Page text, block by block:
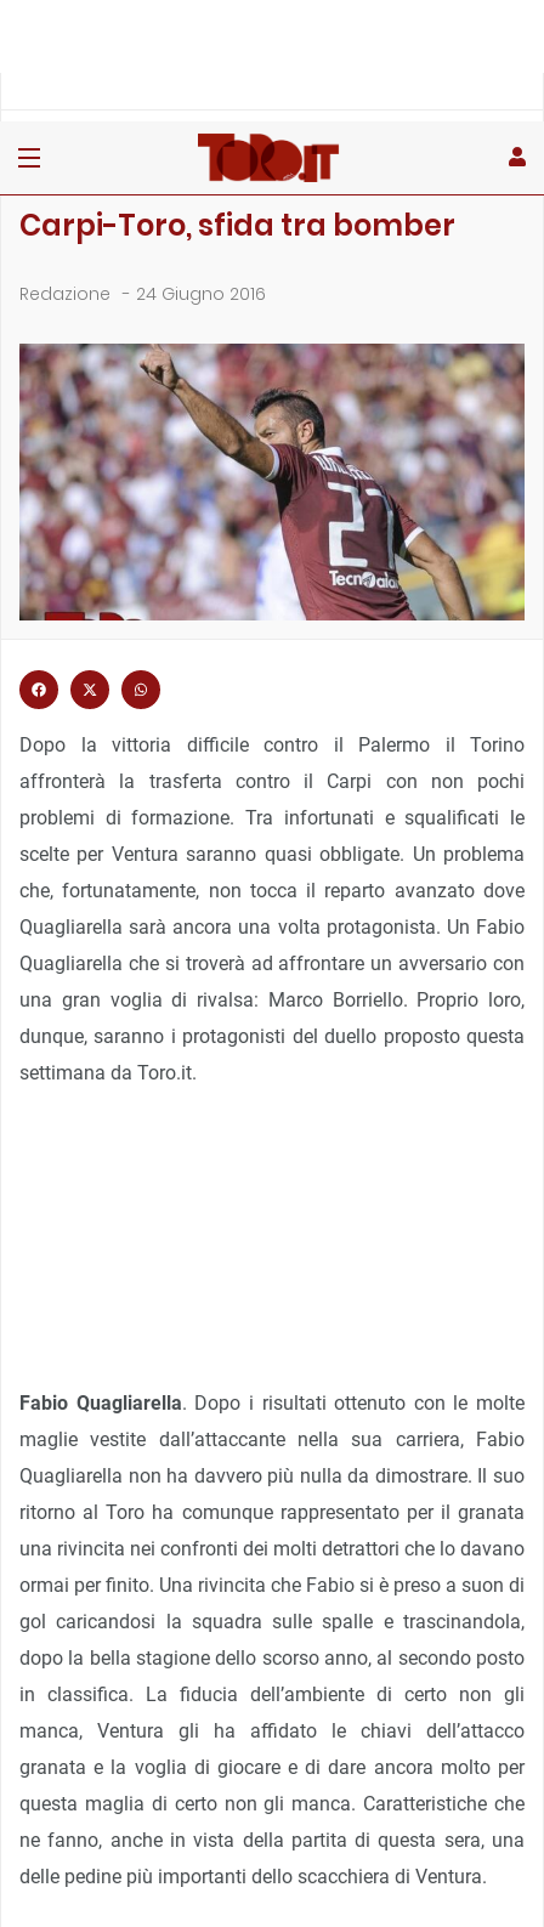
Carpi-Toro, sfida tra bomber
Redazione - 24 Giugno 2016
Dopo la vittoria difficile contro il Palermo il Torino
affronterà la trasferta contro il Carpi con non pochi
problemi di formazione. Tra infortunati e squalificati le
scelte per Ventura saranno quasi obbligate. Un problema
che, fortunatamente, non tocca il reparto avanzato dove
Quagliarella sarà ancora una volta protagonista. Un Fabio
Quagliarella che si troverà ad affrontare un avversario con
una gran voglia di rivalsa: Marco Borriello. Proprio loro,
dunque, saranno i protagonisti del duello proposto questa
settimana da Toro.it.
Fabio Quagliarella. Dopo i risultati ottenuto con le molte
maglie vestite dall’attaccante nella sua carriera, Fabio
Quagliarella non ha davvero più nulla da dimostrare. Il suo
ritorno al Toro ha comunque rappresentato per il granata
una rivincita nei confronti dei molti detrattori che lo davano
ormai per finito. Una rivincita che Fabio si è preso a suon di
gol caricandosi la squadra sulle spalle e trascinandola,
dopo la bella stagione dello scorso anno, al secondo posto
in classifica. La fiducia dell’ambiente di certo non gli
manca, Ventura gli ha affidato le chiavi dell’attacco
granata e la voglia di giocare e di dare ancora molto per
questa maglia di certo non gli manca. Caratteristiche che
ne fanno, anche in vista della partita di questa sera, una
delle pedine più importanti dello scacchiera di Ventura.